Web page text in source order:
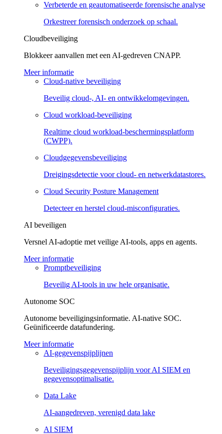
Verbeterde en geautomatiseerde forensische analyse
Orkestreer forensisch onderzoek op schaal.
Cloudbeveiliging
Blokkeer aanvallen met een AI-gedreven CNAPP.
Meer informatie
Cloud-native beveiliging
Beveilig cloud-, AI- en ontwikkelomgevingen.
Cloud workload-beveiliging
Realtime cloud workload-beschermingsplatform
(CWPP).
Cloudgegevensbeveiliging
Dreigingsdetectie voor cloud- en netwerkdatastores.
Cloud Security Posture Management
Detecteer en herstel cloud-misconfiguraties.
AI beveiligen
Versnel AI-adoptie met veilige AI-tools, apps en agents.
Meer informatie
Promptbeveiliging
Beveilig AI-tools in uw hele organisatie.
Autonome SOC
Autonome beveiligingsinformatie. AI-native SOC.
Geünificeerde datafundering.
Meer informatie
AI-gegevenspijplijnen
Beveiligingsgegevenspijplijn voor AI SIEM en
gegevensoptimalisatie.
Data Lake
AI-aangedreven, verenigd data lake
AI SIEM